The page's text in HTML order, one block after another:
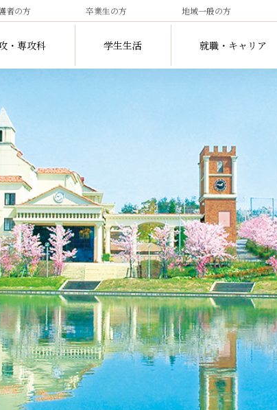
者の方 卒業生の方 地域一般の方
・専攻科 学生生活 就職・キャリア